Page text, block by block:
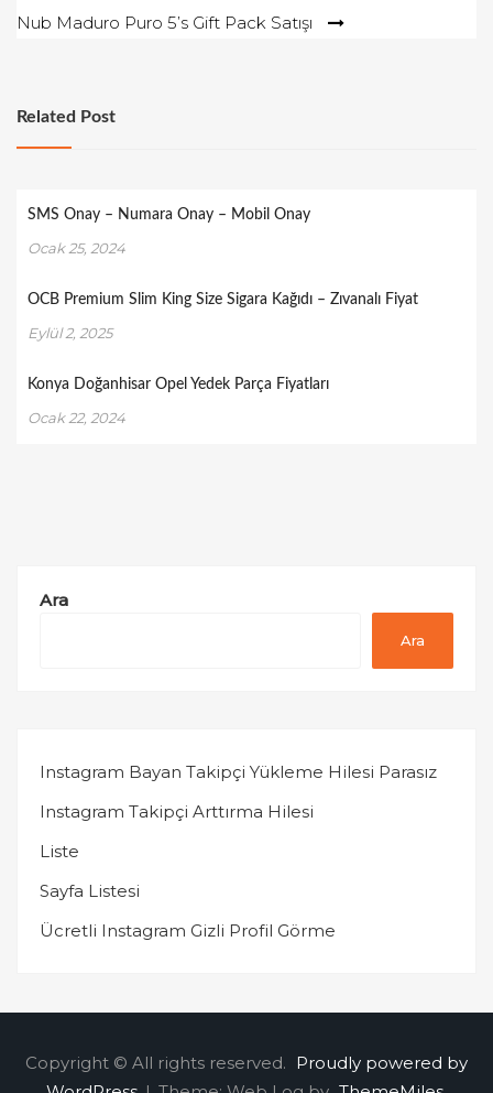
Nub Maduro Puro 5’s Gift Pack Satışı
Related Post
SMS Onay – Numara Onay – Mobil Onay
Ocak 25, 2024
OCB Premium Slim King Size Sigara Kağıdı – Zıvanalı Fiyat
Eylül 2, 2025
Konya Doğanhisar Opel Yedek Parça Fiyatları
Ocak 22, 2024
Ara
Ara
Instagram Bayan Takipçi Yükleme Hilesi Parasız
Instagram Takipçi Arttırma Hilesi
Liste
Sayfa Listesi
Ücretli Instagram Gizli Profil Görme
Copyright © All rights reserved. Proudly powered by